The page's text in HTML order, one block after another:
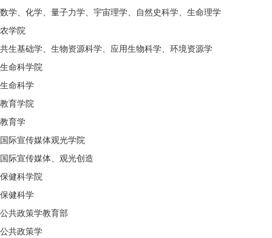
数学、化学、量子力学、宇宙理学、自然史科学、生命理学
农学院
共生基础学、生物资源科学、应用生物科学、环境资源学
生命科学院
生命科学
教育学院
教育学
国际宣传媒体观光学院
国际宣传媒体、观光创造
保健科学院
保健科学
公共政策学教育部
公共政策学